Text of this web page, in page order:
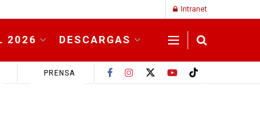
Intranet
2026 DESCARGAS
PRENSA